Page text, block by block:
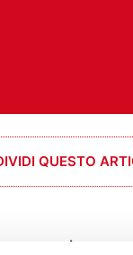
QUESTO
per